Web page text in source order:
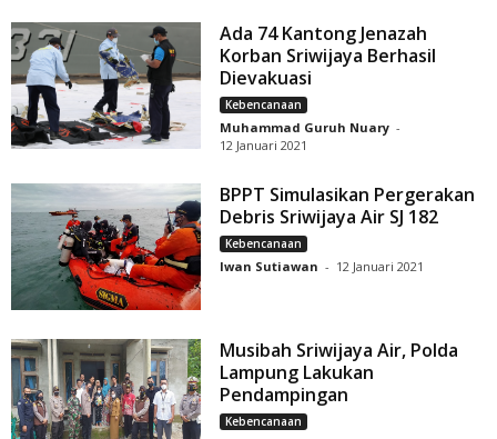
Ada 74 Kantong Jenazah
Korban Sriwijaya Berhasil
Dievakuasi
Kebencanaan
Muhammad Guruh Nuary -
12 Januari 2021
BPPT Simulasikan Pergerakan
Debris Sriwijaya Air SJ 182
Kebencanaan
Iwan Sutiawan - 12 Januari 2021
Musibah Sriwijaya Air, Polda
Lampung Lakukan
Pendampingan
Kebencanaan